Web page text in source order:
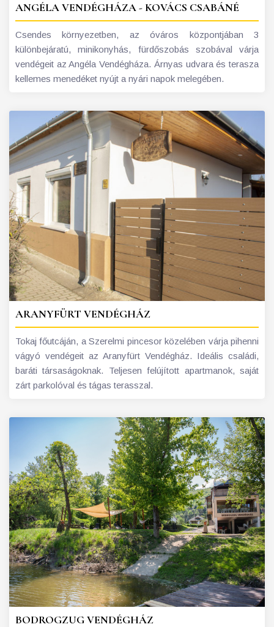
ANGÉLA VENDÉGHÁZA - KOVÁCS CSABÁNÉ
Csendes környezetben, az óváros központjában 3
különbejáratú, minikonyhás, fürdőszobás szobával várja
vendégeit az Angéla Vendégháza. Árnyas udvara és terasza
kellemes menedéket nyújt a nyári napok melegében.
ARANYFÜRT VENDÉGHÁZ
Tokaj főutcáján, a Szerelmi pincesor közelében várja pihenni
vágyó vendégeit az Aranyfürt Vendégház. Ideális családi,
baráti társaságoknak. Teljesen felújított apartmanok, saját
zárt parkolóval és tágas terasszal.
BODROGZUG VENDÉGHÁZ